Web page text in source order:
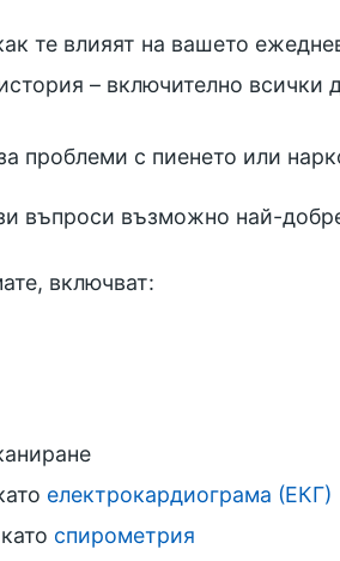
те влияят на вашето
– включително всички
проблеми с пиенето или
въпроси възможно най-
включват:
електрокардиограма (ЕКГ)
спирометрия